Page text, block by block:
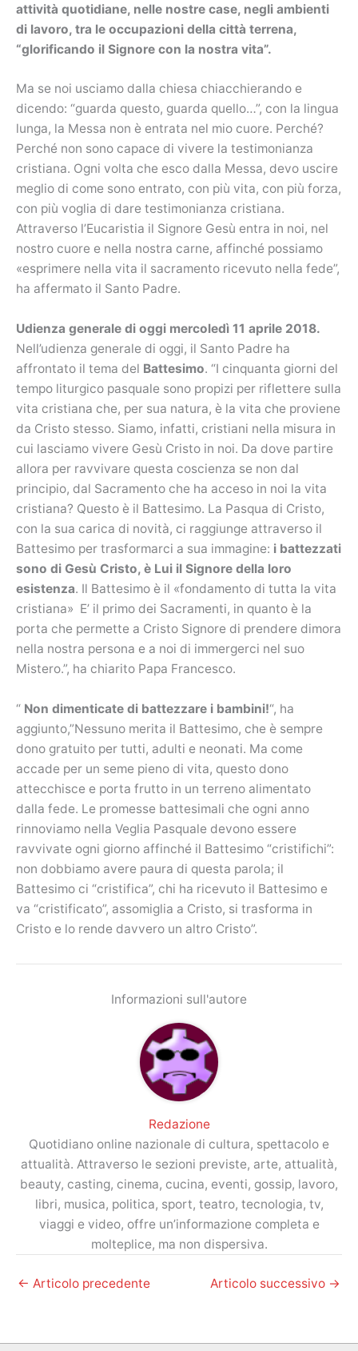
attività quotidiane, nelle nostre case, negli ambienti
di lavoro, tra le occupazioni della città terrena,
“glorificando il Signore con la nostra vita”.
Ma se noi usciamo dalla chiesa chiacchierando e
dicendo: “guarda questo, guarda quello…”, con la lingua
lunga, la Messa non è entrata nel mio cuore. Perché?
Perché non sono capace di vivere la testimonianza
cristiana. Ogni volta che esco dalla Messa, devo uscire
meglio di come sono entrato, con più vita, con più forza,
con più voglia di dare testimonianza cristiana.
Attraverso l’Eucaristia il Signore Gesù entra in noi, nel
nostro cuore e nella nostra carne, affinché possiamo
«esprimere nella vita il sacramento ricevuto nella fede”,
ha affermato il Santo Padre.
Udienza generale di oggi mercoledì 11 aprile 2018.
Nell’udienza generale di oggi, il Santo Padre ha
affrontato il tema del Battesimo. “I cinquanta giorni del
tempo liturgico pasquale sono propizi per riflettere sulla
vita cristiana che, per sua natura, è la vita che proviene
da Cristo stesso. Siamo, infatti, cristiani nella misura in
cui lasciamo vivere Gesù Cristo in noi. Da dove partire
allora per ravvivare questa coscienza se non dal
principio, dal Sacramento che ha acceso in noi la vita
cristiana? Questo è il Battesimo. La Pasqua di Cristo,
con la sua carica di novità, ci raggiunge attraverso il
Battesimo per trasformarci a sua immagine: i battezzati
sono di Gesù Cristo, è Lui il Signore della loro
esistenza. Il Battesimo è il «fondamento di tutta la vita
cristiana» E’ il primo dei Sacramenti, in quanto è la
porta che permette a Cristo Signore di prendere dimora
nella nostra persona e a noi di immergerci nel suo
Mistero.”, ha chiarito Papa Francesco.
“ Non dimenticate di battezzare i bambini!“, ha
aggiunto,”Nessuno merita il Battesimo, che è sempre
dono gratuito per tutti, adulti e neonati. Ma come
accade per un seme pieno di vita, questo dono
attecchisce e porta frutto in un terreno alimentato
dalla fede. Le promesse battesimali che ogni anno
rinnoviamo nella Veglia Pasquale devono essere
ravvivate ogni giorno affinché il Battesimo “cristifichi”:
non dobbiamo avere paura di questa parola; il
Battesimo ci “cristifica”, chi ha ricevuto il Battesimo e
va “cristificato”, assomiglia a Cristo, si trasforma in
Cristo e lo rende davvero un altro Cristo”.
Informazioni sull'autore
Redazione
Quotidiano online nazionale di cultura, spettacolo e
attualità. Attraverso le sezioni previste, arte, attualità,
beauty, casting, cinema, cucina, eventi, gossip, lavoro,
libri, musica, politica, sport, teatro, tecnologia, tv,
viaggi e video, offre un’informazione completa e
molteplice, ma non dispersiva.
← Articolo precedente Articolo successivo →